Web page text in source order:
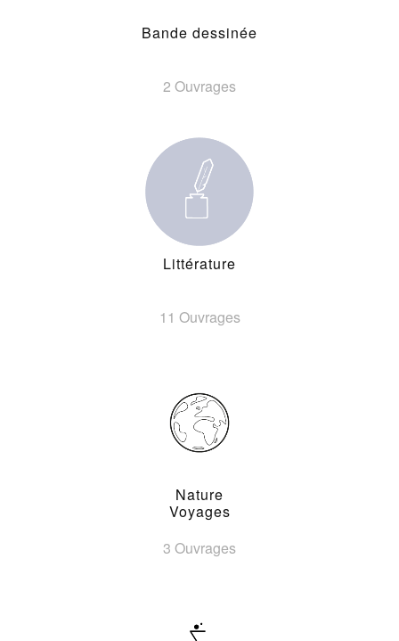
Bande dessinée
2 Ouvrages
Littérature
11 Ouvrages
Nature
Voyages
3 Ouvrages